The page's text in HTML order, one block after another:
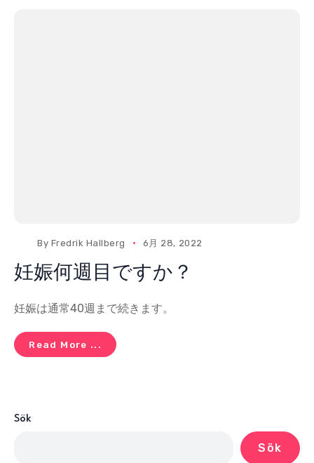
By Fredrik Hallberg 6月 28, 2022
妊娠何週目ですか？
妊娠は通常40週まで続きます。
Read More ...
Sök
Sök